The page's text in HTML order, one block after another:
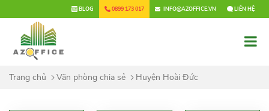
BLOG 0899 173 017 INFO@AZOFFICE.VN LIÊN HỆ×
Trang chủ Văn phòng chia sẻ Huyện Hoài Đức